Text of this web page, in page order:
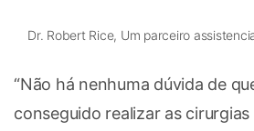
Dr. Robert Rice, Um parceiro
“Não há nenhuma dúvida de
conseguido realizar as